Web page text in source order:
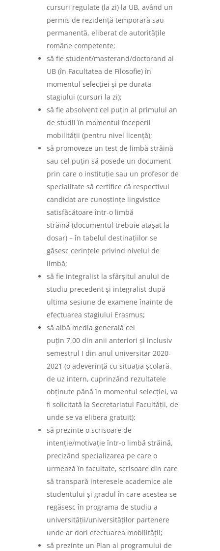
cursuri regulate (la zi) la UB, având un
permis de rezidență temporară sau
permanentă, eliberat de autoritățile
române competente;
să fie student/masterand/doctorand al
UB (în Facultatea de Filosofie) în
momentul selecției și pe durata
stagiului (cursuri la zi);
să fie absolvent cel puțin al primului an
de studii în momentul începerii
mobilității (pentru nivel licență);
să promoveze un test de limbă străină
sau cel puțin să posede un document
prin care o instituție sau un profesor de
specialitate să certifice că respectivul
candidat are cunoștințe lingvistice
satisfăcătoare într-o limbă
străină (documentul trebuie atașat la
dosar) – în tabelul destinațiilor se
găsesc cerințele privind nivelul de
limbă;
să fie integralist la sfârșitul anului de
studiu precedent și integralist după
ultima sesiune de examene înainte de
efectuarea stagiului Erasmus;
să aibă media generală cel
puțin 7,00 din anii anteriori și inclusiv
semestrul I din anul universitar 2020-
2021 (o adeverință cu situația școlară,
de uz intern, cuprinzând rezultatele
obținute până în momentul selecției, va
fi solicitată la Secretariatul Facultății, de
unde se va elibera gratuit);
să prezinte o scrisoare de
intenție/motivație într-o limbă străină,
precizând specializarea pe care o
urmează în facultate, scrisoare din care
să transpară interesele academice ale
studentului și gradul în care acestea se
regăsesc în programa de studiu a
universității/universităților partenere
unde ar dori efectuarea mobilității;
să prezinte un Plan al programului de